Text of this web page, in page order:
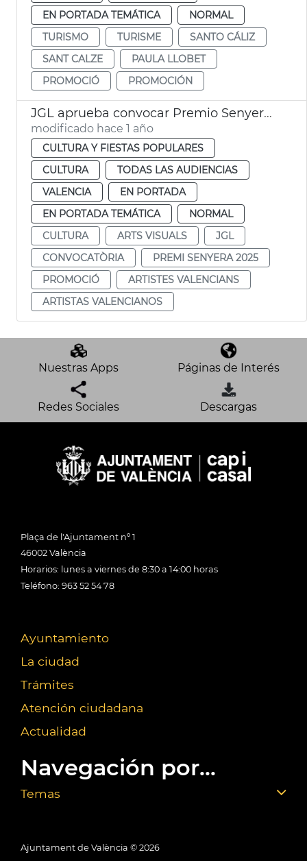
EN PORTADA TEMÁTICA
NORMAL
TURISMO
TURISME
SANTO CÁLIZ
SANT CALZE
PAULA LLOBET
PROMOCIÓ
PROMOCIÓN
JGL aprueba convocar Premio Senyera Arts Visuals 2025
modificado hace 1 año
CULTURA Y FIESTAS POPULARES
CULTURA
TODAS LAS AUDIENCIAS
VALENCIA
EN PORTADA
EN PORTADA TEMÁTICA
NORMAL
CULTURA
ARTS VISUALS
JGL
CONVOCATÒRIA
PREMI SENYERA 2025
PROMOCIÓ
ARTISTES VALENCIANS
ARTISTAS VALENCIANOS
Nuestras Apps Páginas de Interés
Redes Sociales Descargas
Plaça de l'Ajuntament nº 1
46002 València
Horarios: lunes a viernes de 8:30 a 14:00 horas
Teléfono: 963 52 54 78
Ayuntamiento
La ciudad
Trámites
Atención ciudadana
Actualidad
Navegación por...
Temas
Ajuntament de València © 2026